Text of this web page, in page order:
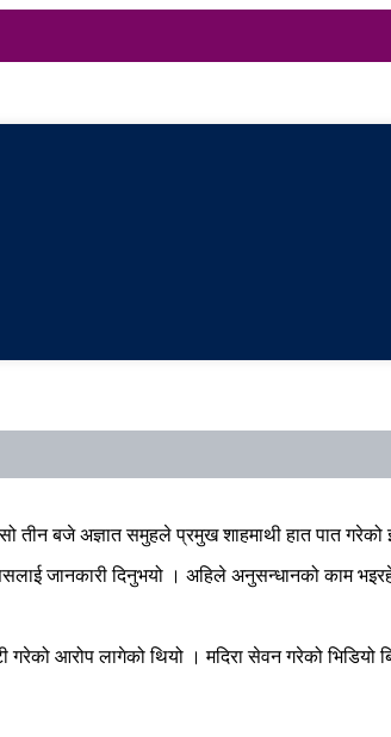
बजे अज्ञात समुहले प्रमुख शाहमाथी हात पात गरेको
जानकारी दिनुभयो । अहिले अनुसन्धानको काम
आरोप लागेको थियो । मदिरा सेवन गरेको भिडियो